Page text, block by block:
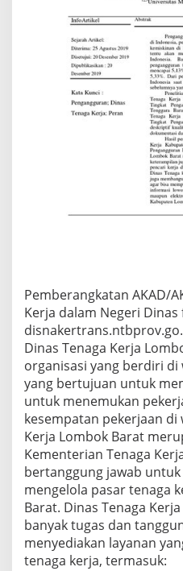
a
o
m
b
o
k
Pemberangkatan AKAD/
Kerja dalam Negeri
Dinas Tenaga Kerja
organisasi yang berdiri di
yang bertujuan untuk
untuk menemukan
kesempatan pekerjaan di
Kerja Lombok Barat
Kementerian Tenaga
bertanggung jawab
mengelola pasar tenaga
Barat. Dinas Tenaga
banyak tugas dan
menyediakan layanan
tenaga kerja, termasuk: